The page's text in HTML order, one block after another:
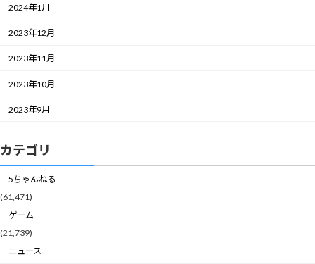
2024年1月
2023年12月
2023年11月
2023年10月
2023年9月
カテゴリ
5ちゃんねる
(61,471)
ゲーム
(21,739)
ニュース